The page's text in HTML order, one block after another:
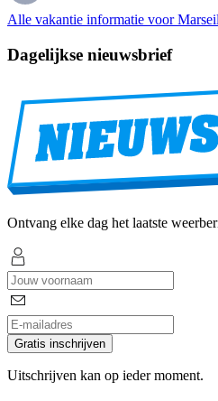
Alle vakantie informatie voor
Dagelijkse nieuwsbrief
Ontvang elke dag het laatste
Gratis inschrijven
Uitschrijven kan op ieder moment.